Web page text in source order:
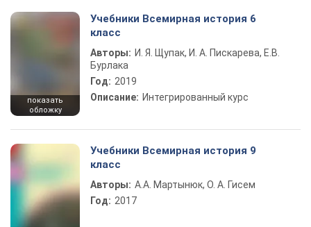
показать
обложку
Учебники Всемирная история 6
класс
Авторы: И. Я. Щупак, И. А. Пискарева, Е.В.
Бурлака
Год: 2019
Описание: Интегрированный курс
Учебники Всемирная история 9
класс
Авторы: А.А. Мартынюк, О. А. Гисем
Год: 2017